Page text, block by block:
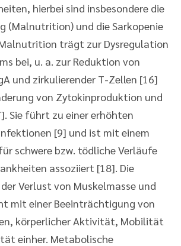
hierbei sind insbesondere die
(Malnutrition) und die Sarkopenie
trägt zur Dysregulation
bei, u. a. zur Reduktion von
und zirkulierender T-Zellen [16]
von Zytokinproduktion und
Sie führt zu einer erhöhten
[9] und ist mit einem
schwere bzw. tödliche Verläufe
assoziiert [18]. Die
Verlust von Muskelmasse und
mit einer Beeinträchtigung von
körperlicher Aktivität, Mobilität
einher. Metabolische